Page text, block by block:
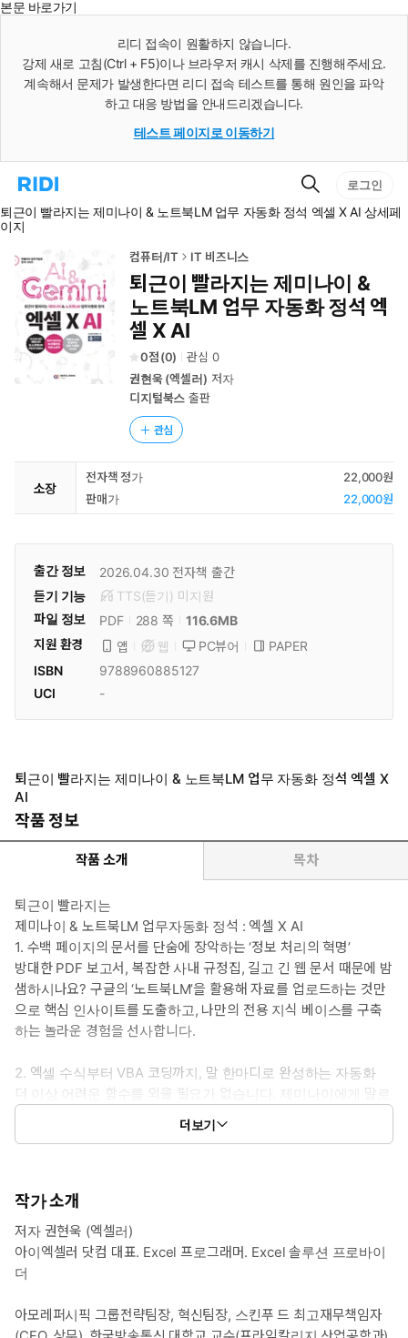
본문 바로가기
리디 접속이 원활하지 않습니다.
강제 새로 고침(Ctrl + F5)이나 브라우저 캐시 삭제를 진행해주세요.
계속해서 문제가 발생한다면 리디 접속 테스트를 통해 원인을 파악
하고 대응 방법을 안내드리겠습니다.
테스트 페이지로 이동하기
리
홈
으
이
동
검
색
로그인
퇴근이 빨라지는 제미나이 & 노트북LM 업무 자동화 정석 엑셀 X AI 상세페
이지
컴퓨터/IT IT 비즈니스
퇴근이 빨라지는 제미나이 &
노트북LM 업무 자동화 정석 엑
셀 X AI
0 (0) 관심 0
권현욱 (엑셀러) 저자
디지털북스 출판
관심
소장
전자책 정가
22,000원
판매가
22,000원
출간 정보 2026.04.30 전자책 출간
듣기 기능
TTS(듣기) 미 지원
파일 정보
PDF 288 쪽
116.6MB
지원 환경
앱 웹 PC뷰어
PAPER
ISBN
9788960885127
UCI
-
퇴근이 빨라지는 제미나이 & 노트북LM 업무 자동화 정석 엑셀 X
AI
작품 정보
작품 소개 목차
퇴근이 빨라지는
제미나이 & 노트북LM 업무자동화 정석 : 엑셀 X AI
1. 수백 페이지의 문서를 단숨에 장악하는 ‘정보 처리의 혁명’
방대한 PDF 보고서, 복잡한 사내 규정집, 길고 긴 웹 문서 때문에 밤
샘하시나요? 구글의 ‘노트북LM’을 활용해 자료를 업로드하는 것만
으로 핵심 인사이트를 도출하고, 나만의 전용 지식 베이스를 구축
하는 놀라운 경험을 선사합니다.
2. 엑셀 수식부터 VBA 코딩까지, 말 한마디로 완성하는 자동화
더 이상 어려운 함수를 외울 필요가 없습니다. 제미나이에게 말로
시키면 복잡한 다중 조건 수식부터 시트 100개를 하나로 합치는
VBA 매크로까지 즉시 생성해 줍니다. 엑셀러TV의 실무 노하우가
3. AI에게 정확하게 지시하는 프롬프트 작성 노하우 기계와 소통하
셨나요? 불필요한 존댓말은 빼고 지시의 명확성만 담은 실무형 프롬
프트 예시를 통해, AI에게 정확하게 일 시키는 법을 체계적으로 배
웁니다.
4. 엑셀과 AI의 결합을 통한 실무 밀착형 시너지 기획안 작성부터
더보기
작가 소개
저자 권현욱 (엑셀러)
아이엑셀러 닷컴 대표. Excel 프로그래머. Excel 솔루션 프로바이
더
아모레퍼시픽 그룹전략팀장, 혁신팀장, 스킨푸 드 최고재무책임자